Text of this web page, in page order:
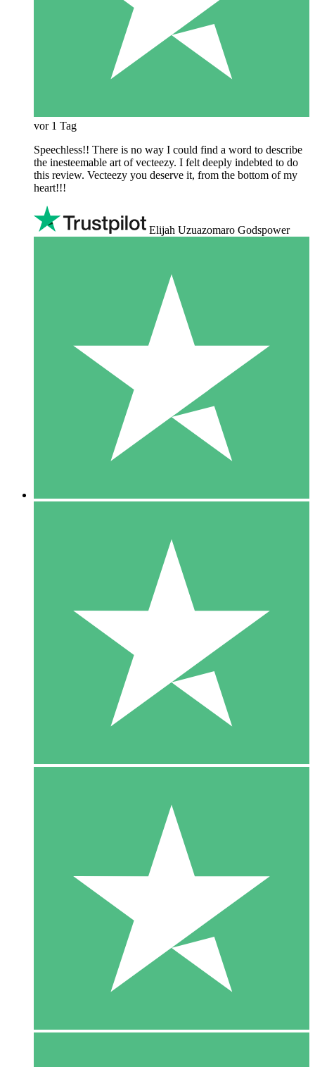
vor 1 Tag
Speechless!! There is no way I could find a word to describe
the inesteemable art of vecteezy. I felt deeply indebted to do
this review. Vecteezy you deserve it, from the bottom of my
heart!!!
Elijah Uzuazomaro Godspower